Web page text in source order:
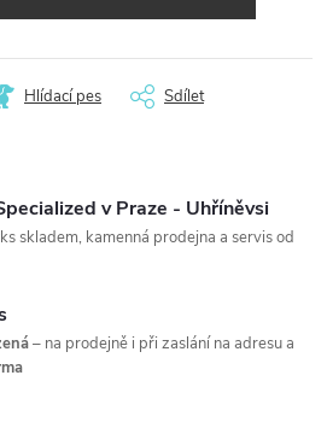
Hlídací pes Sdílet
v Praze - Uhříněvsi
skladem, kamenná prodejna a servis od
– na prodejně i při zaslání na adresu a